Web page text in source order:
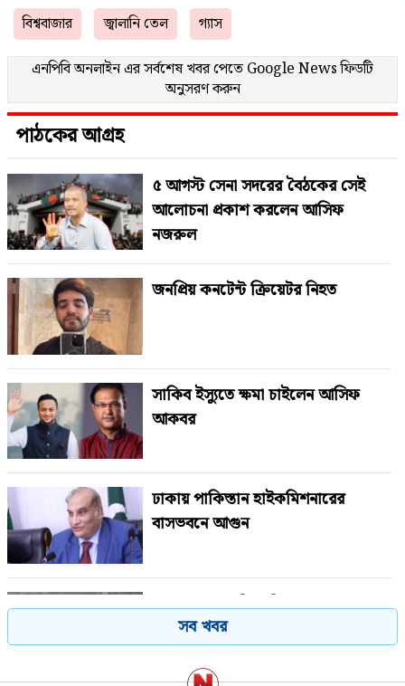
বিশ্ববাজার জ্বালানি তেল
গ্যাস
এনপিবি অনলাইন এর সর্বশেষ খবর পেতে Google Newsফিডটি
অনুসরণ করুন
পাঠকের আগ্রহ
৫ আগস্ট সেনা সদরের বৈঠকের সেই
আলোচনা প্রকাশ করলেন আসিফ
নজরুল
জনপ্রিয় কনটেন্ট ক্রিয়েটর নিহত
সাকিব ইস্যুতে ক্ষমা চাইলেন আসিফ
আকবর
ঢাকায় পাকিস্তান হাইকমিশনারের
বাসভবনে আগুন
সুখবর পেলেন বিএনপির ৬ নেতা
সব খবর